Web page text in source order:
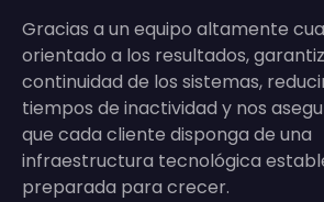
Gracias a un equipo altamente
orientado a los resultados,
continuidad de los sistemas,
tiempos de inactividad y nos
que cada cliente disponga de una
infraestructura tecnológica
preparada para crecer.